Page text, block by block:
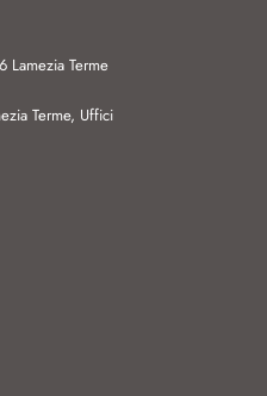
Terme
Terme, Uffici